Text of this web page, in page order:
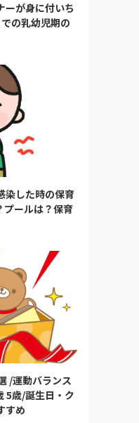
ーが身に付いち
の乳幼児期の
染した時の保育
プールは？保育
/運動バランス
5歳/誕生日・ク
すめ